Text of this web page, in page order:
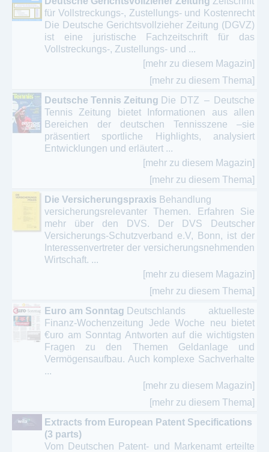
für Vollstreckungs-, Zustellungs- und Kostenrecht
Die Deutsche Gerichtsvollzieher Zeitung (DGVZ)
ist eine juristische Fachzeitschrift für das
Vollstreckungs-, Zustellungs- und ...
[mehr zu diesem Magazin]
[mehr zu diesem Thema]
Deutsche Tennis Zeitung Die DTZ – Deutsche
Tennis Zeitung bietet Informationen aus allen
Bereichen der deutschen Tennisszene –sie
präsentiert sportliche Highlights, analysiert
Entwicklungen und erläutert ...
[mehr zu diesem Magazin]
[mehr zu diesem Thema]
Die Versicherungspraxis Behandlung
versicherungsrelevanter Themen. Erfahren Sie
mehr über den DVS. Der DVS Deutscher
Versicherungs-Schutzverband e.V, Bonn, ist der
Interessenvertreter der versicherungsnehmenden
Wirtschaft. ...
[mehr zu diesem Magazin]
[mehr zu diesem Thema]
Euro am Sonntag Deutschlands aktuelleste
Finanz-Wochenzeitung Jede Woche neu bietet
€uro am Sonntag Antworten auf die wichtigsten
Fragen zu den Themen Geldanlage und
Vermögensaufbau. Auch komplexe Sachverhalte
...
[mehr zu diesem Magazin]
[mehr zu diesem Thema]
Extracts from European Patent Specifications
(3 parts)
Vom Deutschen Patent- und Markenamt erteilte